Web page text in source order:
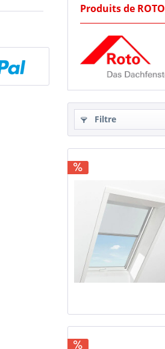
Produits de ROTO
Filtre